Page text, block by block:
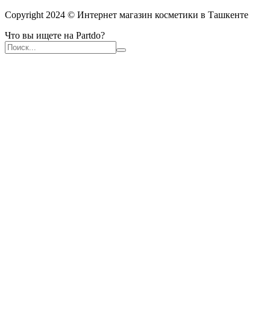
Copyright 2024 © Интернет магазин косметики в Ташкенте
Что вы ищете на Partdo?